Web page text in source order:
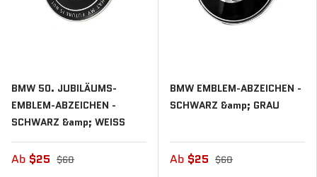
BMW 50. JUBILÄUMS-
EMBLEM-ABZEICHEN -
SCHWARZ &amp; WEISS
Ab $25 $60
BMW EMBLEM-ABZEICHEN -
SCHWARZ &amp; GRAU
Ab $25 $60